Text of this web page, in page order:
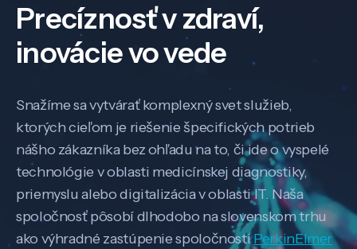
Precíznosť v zdraví,
inovácie vo vede
Snažíme sa vytvárať komplexný svet služieb,
ktorých cieľom je riešenie špecifických potrieb
nášho zákazníka bez ohľadu na to, či ide o vyspelé
technológie v oblasti medicínskej diagnostiky,
priemyslu alebo digitalizácia v oblasti IT. Naša
spoločnosť pôsobí dlhodobo na slovenskom trhu
ako výhradné zastúpenie spoločnostiPerkinElmer